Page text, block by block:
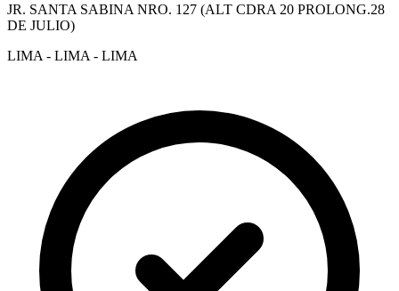
JR. SANTA SABINA NRO. 127 (ALT CDRA 20 PROLONG.28
DE JULIO)
LIMA - LIMA - LIMA